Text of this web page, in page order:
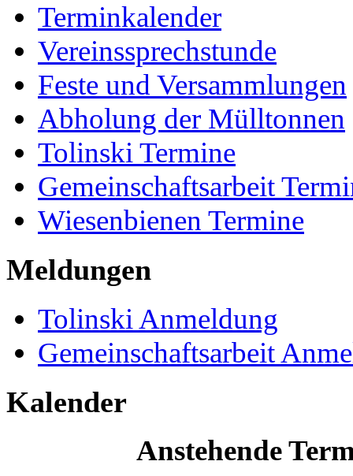
Terminkalender
Vereinssprechstunde
Feste und Versammlungen
Abholung der Mülltonnen
Tolinski Termine
Gemeinschaftsarbeit
Wiesenbienen Termine
Meldungen
Tolinski Anmeldung
Gemeinschaftsarbeit
Kalender
Anstehende